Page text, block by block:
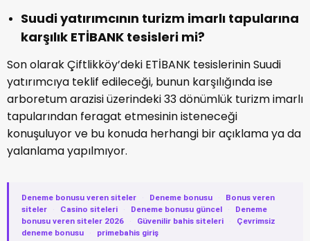
Suudi yatırımcının turizm imarlı tapularına
karşılık ETİBANK tesisleri mi?
Son olarak Çiftlikköy’deki ETİBANK tesislerinin Suudi
yatırımcıya teklif edileceği, bunun karşılığında ise
arboretum arazisi üzerindeki 33 dönümlük turizm imarlı
tapularından feragat etmesinin isteneceği
konuşuluyor ve bu konuda herhangi bir açıklama ya da
yalanlama yapılmıyor.
Deneme bonusu veren siteler · Deneme bonusu ·
Bonus veren
siteler
· Casino siteleri · Deneme bonusu güncel ·
Deneme
bonusu veren siteler 2026
· Güvenilir bahis siteleri ·
Çevrimsiz
deneme bonusu
· primebahis giriş